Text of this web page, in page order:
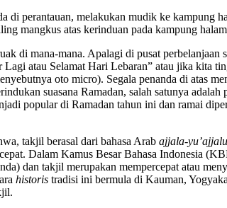
di perantauan, melakukan mudik ke kampung
mangkus atas kerinduan pada kampung
di mana-mana. Apalagi di pusat perbelanjaan
atau Selamat Hari Lebaran” atau jika kita
oto micro). Segala penanda di atas
suasana Ramadan, salah satunya
popular di Ramadan tahun ini dan ramai
takjil berasal dari bahasa Arab ajjala-
Dalam Kamus Besar Bahasa Indonesia
dan takjil merupakan mempercepat atau
historis tradisi ini bermula di Kauman,